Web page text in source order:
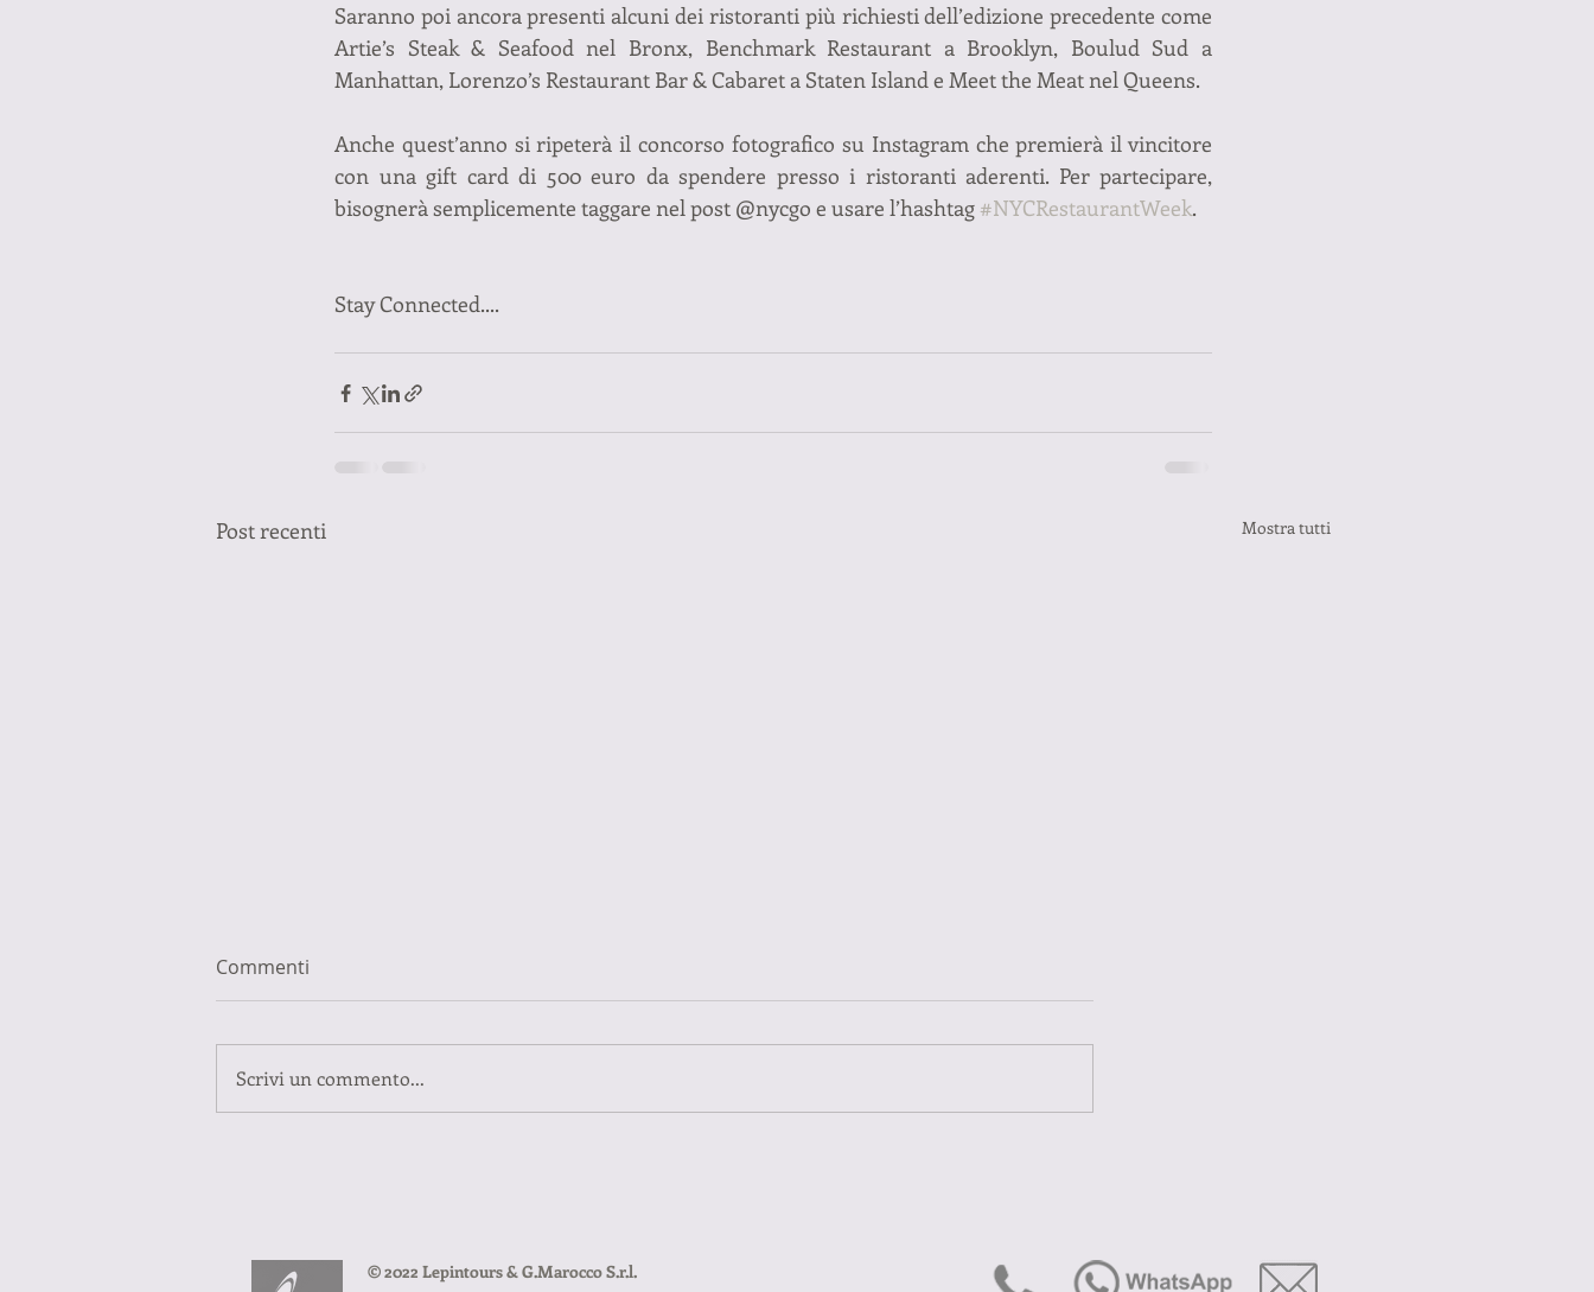
Saranno poi ancora presenti alcuni dei ristoranti più richiesti dell’edizione precedente come
Artie’s Steak & Seafood nel Bronx, Benchmark Restaurant a Brooklyn, Boulud Sud a
Manhattan, Lorenzo’s Restaurant Bar & Cabaret a Staten Island e Meet the Meat nel Queens.
Anche quest’anno si ripeterà il concorso fotografico su Instagram che premierà il vincitore
con una gift card di 500 euro da spendere presso i ristoranti aderenti. Per partecipare,
bisognerà semplicemente taggare nel post @nycgo e usare l’hashtag #NYCRestaurantWeek.
Stay Connected....
Post recenti Mostra tutti
Commenti
Scrivi un commento...
© 2022 Lepintours & G.Marocco S.r.l.